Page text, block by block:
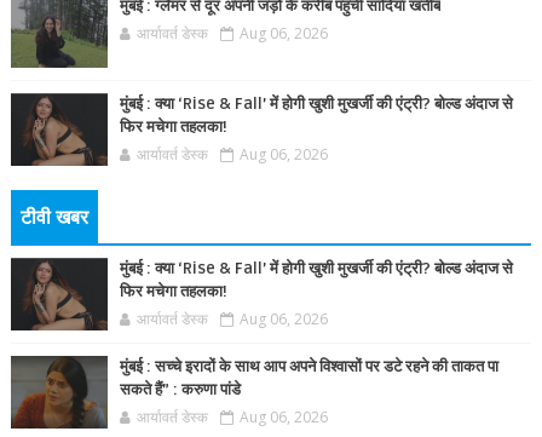
मुंबई : ग्लैमर से दूर अपनी जड़ों के करीब पहुंचीं सादिया खतीब
आर्यावर्त डेस्क Aug 06, 2026
मुंबई : क्या ‘Rise & Fall’ में होगी खुशी मुखर्जी की एंट्री? बोल्ड अंदाज से
फिर मचेगा तहलका!
आर्यावर्त डेस्क Aug 06, 2026
टीवी खबर
मुंबई : क्या ‘Rise & Fall’ में होगी खुशी मुखर्जी की एंट्री? बोल्ड अंदाज से
फिर मचेगा तहलका!
आर्यावर्त डेस्क Aug 06, 2026
मुंबई : सच्चे इरादों के साथ आप अपने विश्वासों पर डटे रहने की ताकत पा
सकते हैं” : करुणा पांडे
आर्यावर्त डेस्क Aug 06, 2026